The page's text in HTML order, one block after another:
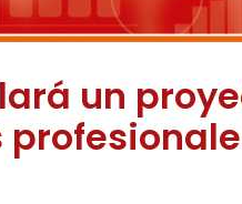
un